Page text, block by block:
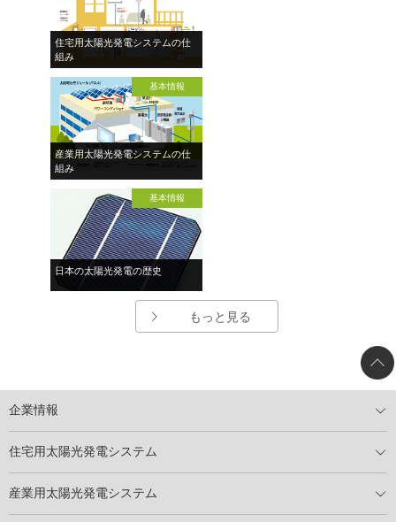
住宅用太陽光発電システムの仕
組み
基本情報
産業用太陽光発電システムの仕
組み
基本情報
日本の太陽光発電の歴史
もっと見る
企業情報
住宅用太陽光発電システム
産業用太陽光発電システム